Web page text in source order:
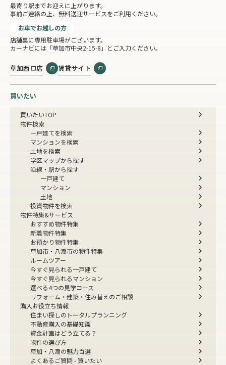
最寄り駅までお迎えに上がります。
事前ご連絡の上、無料送迎サービスをご利用ください。
お車でお越しの方
店舗裏に専用駐車場がございます。
カーナビには「草加市中央2-15-8」とご入力ください。
草加西口店 賃貸サイト
買いたい
買いたいTOP
物件検索
一戸建てを検索
マンションを検索
土地を検索
学区マップから探す
沿線・駅から探す
一戸建て
マンション
土地
投資物件を検索
物件特集&サービス
おすすめ物件特集
新着物件特集
お預かり物件特集
草加市・八潮市の物件特集
ルームツアー
今すぐ見られる一戸建て
今すぐ見られるマンション
選べる4つの見学コース
リフォーム・建築・住み替えのご相談
購入お役立ち情報
住まい探しのトータルプランニング
不動産購入の基礎知識
資金計画はどう立てる？
物件の選び方
草加・八潮の魅力百選
よくあるご質問 - 買いたい